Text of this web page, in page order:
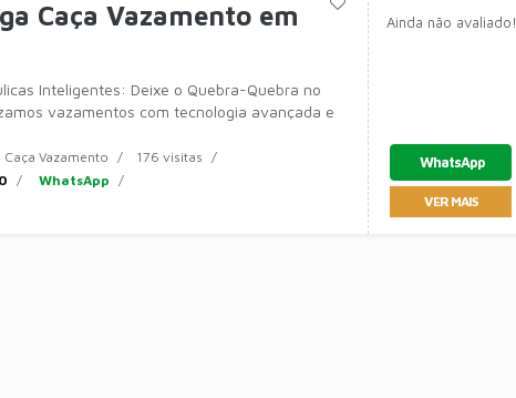
Caça Vazamento em
Inteligentes: Deixe o Quebra-Quebra no
vazamentos com tecnologia avançada e
Caça Vazamento
176 visitas
WhatsApp
Ainda não avaliado!
WhatsApp
VER MAIS